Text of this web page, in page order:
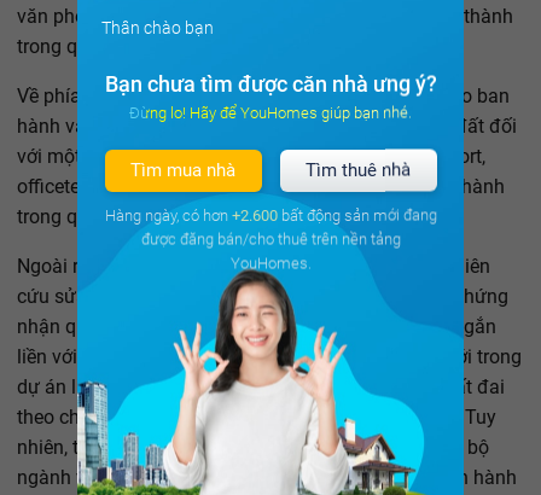
văn phòng kết hợp lưu trú ngắn hạn (officetel), hoàn thành
trong quý III/2019.
Về phía Bộ Tài nguyên và Môi trường, Thủ tướng giao ban
hành văn bản hướng dẫn cụ thể về chế độ sử dụng đất đối
với một số loại hình bất động sản mới (condotel, resort,
officetel…) theo đúng quy định của pháp luật, hoàn thành
trong quý III/2019.
Ngoài ra, Bộ Tài nguyên và Môi trường cũng cần nghiên
cứu sửa đổi, bổ sung chế độ sử dụng đất, cấp giấy chứng
nhận quyền sử dụng đất, quyền sở hữu tài sản khác gắn
liền với đất đối với một số loại hình bất động sản mới trong
dự án luật sửa đổi, bổ sung một số điều của Luật Đất đai
theo chương trình xây dựng pháp luật của Quốc hội. Tuy
nhiên, tới thời điểm bắt đầu sang quý IV hiện tại, các bộ
ngành vẫn chưa có động thái mới nào trong việc ban hành
Thân chào bạn
Bạn chưa tìm được căn nhà ưng ý?
Đừng lo! Hãy để YouHomes giúp bạn nhé.
Tìm mua nhà Tìm thuê nhà
Hàng ngày, có hơn +2.600bất động sản mới đang
được đăng bán/cho thuê trên nền tảng
YouHomes.